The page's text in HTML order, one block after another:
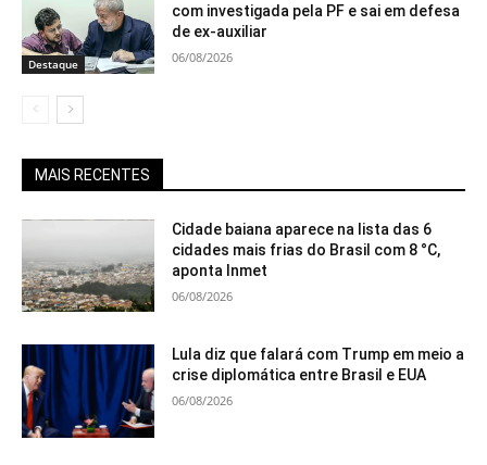
Destaque
com investigada pela PF e sai em defesa
de ex-auxiliar
06/08/2026
MAIS RECENTES
Cidade baiana aparece na lista das 6
cidades mais frias do Brasil com 8 °C,
aponta Inmet
06/08/2026
Lula diz que falará com Trump em meio a
crise diplomática entre Brasil e EUA
06/08/2026